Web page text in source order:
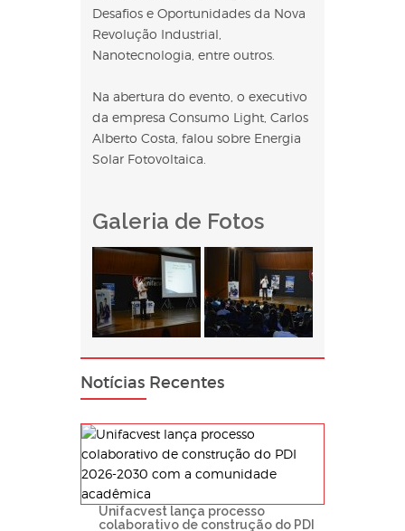
Desafios e Oportunidades da Nova
Revolução Industrial,
Nanotecnologia, entre outros.
Na abertura do evento, o executivo
da empresa Consumo Light, Carlos
Alberto Costa, falou sobre Energia
Solar Fotovoltaica.
Galeria de Fotos
Notícias Recentes
Unifacvest lança processo
colaborativo de construção do PDI